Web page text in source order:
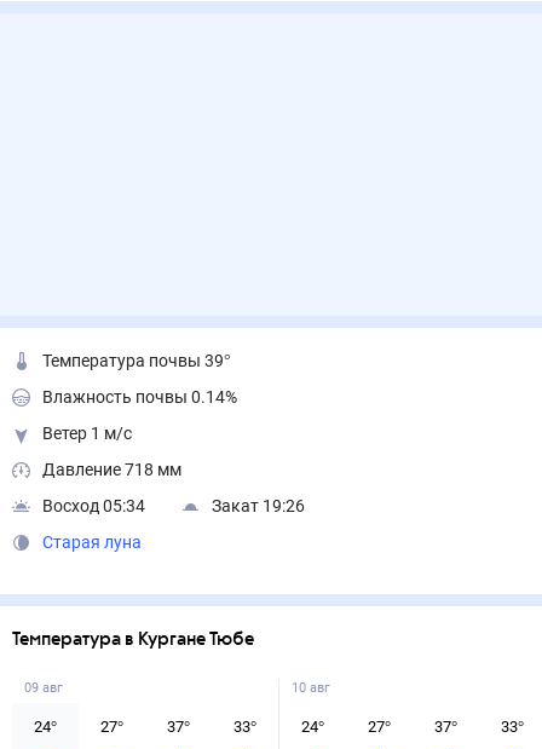
Температура почвы 39°
Влажность почвы 0.14%
Ветер 1 м/с
Давление 718 мм
Восход 05:34
Закат 19:26
Старая луна
Температура в Кургане Тюбе
09 авг
24° 27° 37° 33°
10 авг
24° 27° 37° 33°